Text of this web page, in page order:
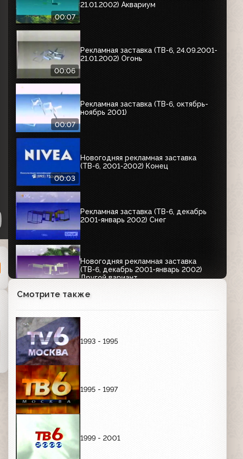
00:07
21.01.2002) Аквариум
00:06
Рекламная заставка (ТВ-6, 24.09.2001-
21.01.2002) Огонь
00:07
Рекламная заставка (ТВ-6, октябрь-
ноябрь 2001)
00:03
Новогодняя рекламная заставка
(ТВ-6, 2001-2002) Конец
Рекламная заставка (ТВ-6, декабрь
2001-январь 2002) Снег
Новогодняя рекламная заставка
(ТВ-6, декабрь 2001-январь 2002)
Другой вариант
00:07
АНОНСЫ
Смотрите также
1993 - 1995
1995 - 1997
1999 - 2001